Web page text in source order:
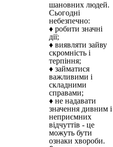
шановних людей.
Сьогодні
небезпечно:
♦ робити значні
дії;
♦ виявляти зайву
скромність і
терпіння;
♦ займатися
важливими і
складними
справами;
♦ не надавати
значення дивним і
неприємних
відчуттів - це
можуть бути
ознаки хвороби.